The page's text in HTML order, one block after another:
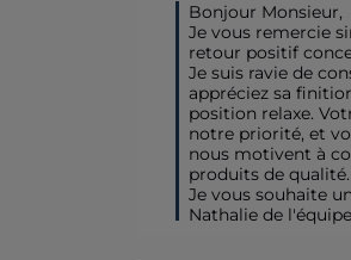
Bonjour Monsieur,
Je vous remercie
retour positif
Je suis ravie de
appréciez sa
position relaxe.
notre priorité, et
nous motivent à
produits de qualité.
Je vous souhaite
Nathalie de